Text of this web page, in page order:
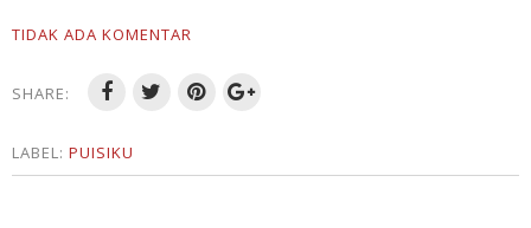
TIDAK ADA KOMENTAR
SHARE:
LABEL: PUISIKU